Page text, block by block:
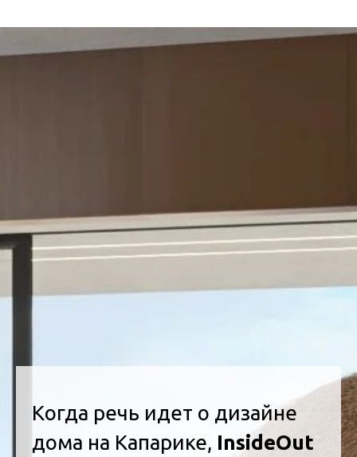
Когда речь идет о дизайне
дома на Капарике, InsideOut